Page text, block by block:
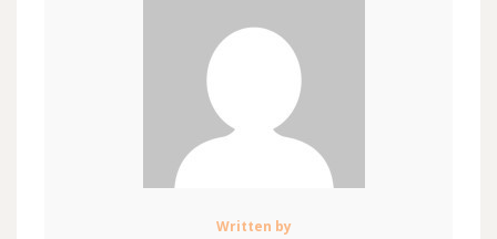
Written by